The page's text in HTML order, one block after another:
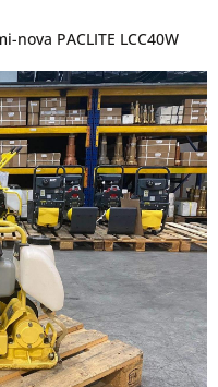
nova PACLITE LCC40W